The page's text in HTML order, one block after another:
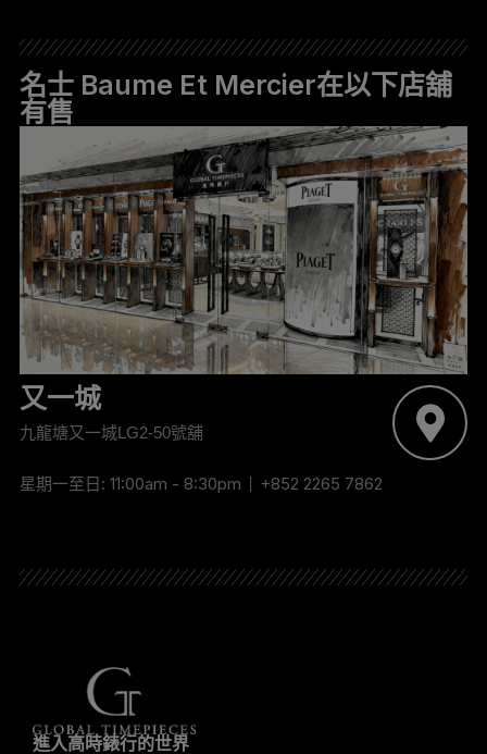
名士 Baume Et Mercier在以下店舖
有售
又一城
九龍塘又一城LG2-50號舖
星期一至日: 11:00am - 8:30pm +852 2265 7862
進入高時錶行的世界